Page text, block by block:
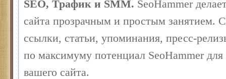
SEO, Трафик и SMM. SeoHammer
сайта прозрачным и простым занятием.
ссылки, статьи, упоминания, пресс-
по максимуму потенциал SeoHammer
вашего сайта.